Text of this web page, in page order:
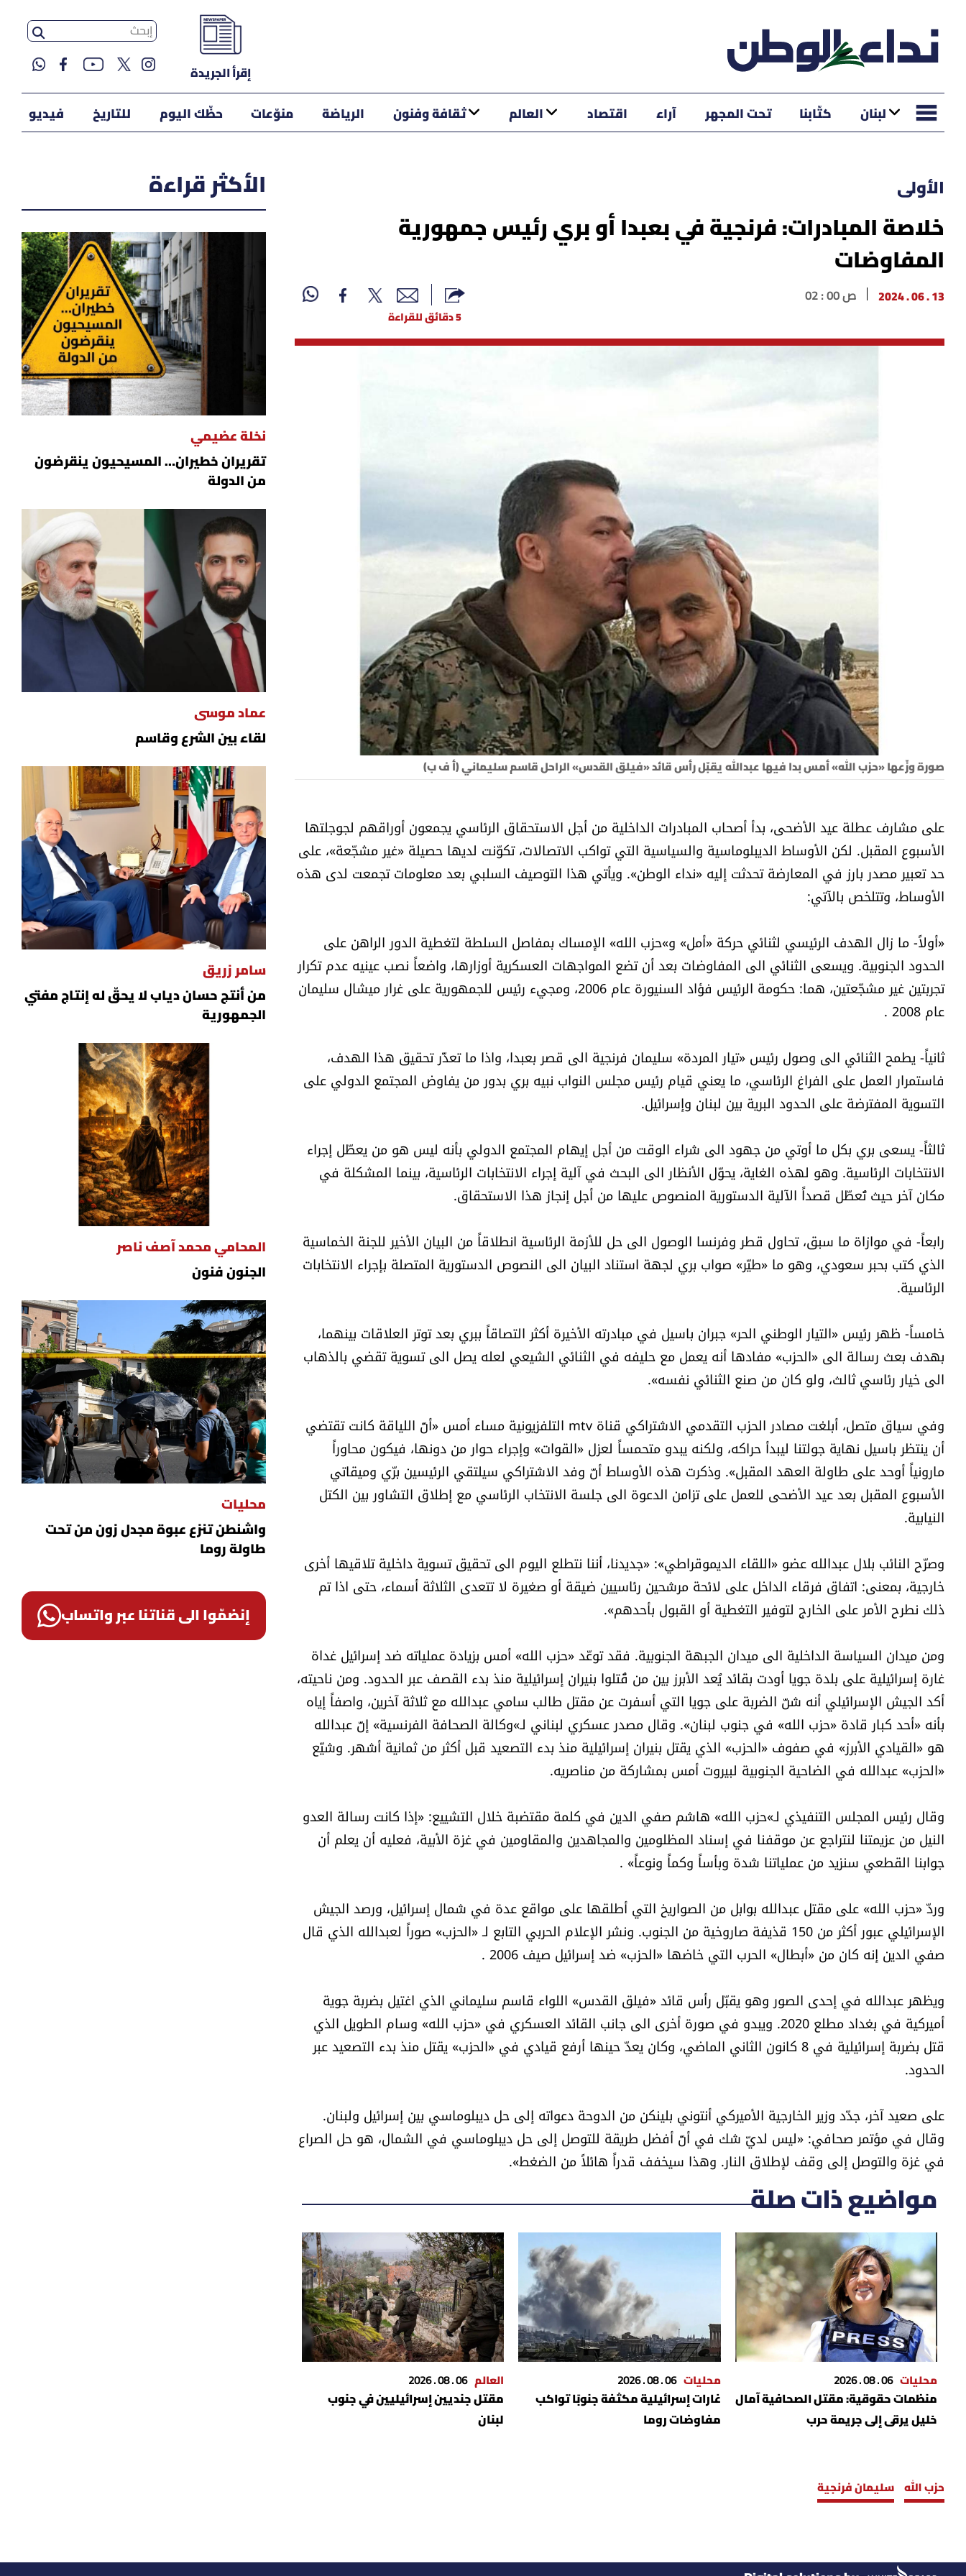
إقرأ الجريدة
لبنان كتّابنا تحت المجهر آراء اقتصاد العالم ثقافة وفنون الرياضة منوّعات حظّك اليوم للتاريخ فيديو
الأولى
خلاصة المبادرات: فرنجية في بعبدا أو بري رئيس جمهورية
المفاوضات
13 . 06 . 2024 02 : 00 ص
5 دقائق للقراءة
صورة وزّعها «حزب الله» أمس بدا فيها عبدالله يقبّل رأس قائد «فيلق القدس» الراحل قاسم سليماني (أ ف ب)
على مشارف عطلة عيد الأضحى، بدأ أصحاب المبادرات الداخلية من أجل الاستحقاق الرئاسي يجمعون أوراقهم لجوجلتها
الأسبوع المقبل. لكن الأوساط الديبلوماسية والسياسية التي تواكب الاتصالات، تكوّنت لديها حصيلة «غير مشجّعة»، على
حد تعبير مصدر بارز في المعارضة تحدثت إليه «نداء الوطن». ويأتي هذا التوصيف السلبي بعد معلومات تجمعت لدى هذه
الأوساط، وتتلخص بالآتي:
«أولاً- ما زال الهدف الرئيسي لثنائي حركة «أمل» و»حزب الله» الإمساك بمفاصل السلطة لتغطية الدور الراهن على
الحدود الجنوبية. ويسعى الثنائي الى المفاوضات بعد أن تضع المواجهات العسكرية أوزارها، واضعاً نصب عينيه عدم تكرار
تجربتين غير مشجّعتين، هما: حكومة الرئيس فؤاد السنيورة عام 2006، ومجيء رئيس للجمهورية على غرار ميشال سليمان
عام 2008 .
ثانياً- يطمح الثنائي الى وصول رئيس «تيار المردة» سليمان فرنجية الى قصر بعبدا، واذا ما تعذّر تحقيق هذا الهدف،
فاستمرار العمل على الفراغ الرئاسي، ما يعني قيام رئيس مجلس النواب نبيه بري بدور من يفاوض المجتمع الدولي على
التسوية المفترضة على الحدود البرية بين لبنان وإسرائيل.
ثالثاً- يسعى بري بكل ما أوتي من جهود الى شراء الوقت من أجل إيهام المجتمع الدولي بأنه ليس هو من يعطّل إجراء
الانتخابات الرئاسية. وهو لهذه الغاية، يحوّل الأنظار الى البحث في آلية إجراء الانتخابات الرئاسية، بينما المشكلة في
مكان آخر حيث تُعطّل قصداً الآلية الدستورية المنصوص عليها من أجل إنجاز هذا الاستحقاق.
رابعاً- في موازاة ما سبق، تحاول قطر وفرنسا الوصول الى حل للأزمة الرئاسية انطلاقاً من البيان الأخير للجنة الخماسية
الذي كتب بحبر سعودي، وهو ما «طيّر» صواب بري لجهة استناد البيان الى النصوص الدستورية المتصلة بإجراء الانتخابات
الرئاسية.
خامساً- ظهر رئيس «التيار الوطني الحر» جبران باسيل في مبادرته الأخيرة أكثر التصاقاً ببري بعد توتر العلاقات بينهما،
بهدف بعث رسالة الى «الحزب» مفادها أنه يعمل مع حليفه في الثنائي الشيعي لعله يصل الى تسوية تقضي بالذهاب
الى خيار رئاسي ثالث، ولو كان من صنع الثنائي نفسه».
وفي سياق متصل، أبلغت مصادر الحزب التقدمي الاشتراكي قناة mtv التلفزيونية مساء أمس «أنّ اللياقة كانت تقتضي
أن ينتظر باسيل نهاية جولتنا ليبدأ حراكه، ولكنه يبدو متحمساً لعزل «القوات» وإجراء حوار من دونها، فيكون محاوراً
مارونياً أوحد على طاولة العهد المقبل». وذكرت هذه الأوساط أنّ وفد الاشتراكي سيلتقي الرئيسين برّي وميقاتي
الأسبوع المقبل بعد عيد الأضحى للعمل على تزامن الدعوة الى جلسة الانتخاب الرئاسي مع إطلاق التشاور بين الكتل
النيابية.
وصرّح النائب بلال عبدالله عضو «اللقاء الديموقراطي»: «جديدنا، أننا نتطلع اليوم الى تحقيق تسوية داخلية تلاقيها أخرى
خارجية، بمعنى: اتفاق فرقاء الداخل على لائحة مرشحين رئاسيين ضيقة أو صغيرة لا تتعدى الثلاثة أسماء، حتى اذا تم
ذلك نطرح الأمر على الخارج لتوفير التغطية أو القبول بأحدهم».
ومن ميدان السياسة الداخلية الى ميدان الجبهة الجنوبية. فقد توعّد «حزب الله» أمس بزيادة عملياته ضد إسرائيل غداة
غارة إسرائيلية على بلدة جويا أودت بقائد يُعد الأبرز بين من قُتلوا بنيران إسرائيلية منذ بدء القصف عبر الحدود. ومن ناحيته،
أكد الجيش الإسرائيلي أنه شنّ الضربة على جويا التي أسفرت عن مقتل طالب سامي عبدالله مع ثلاثة آخرين، واصفاً إياه
بأنه «أحد كبار قادة «حزب الله» في جنوب لبنان». وقال مصدر عسكري لبناني لـ»وكالة الصحافة الفرنسية» إنّ عبدالله
هو «القيادي الأبرز» في صفوف «الحزب» الذي يقتل بنيران إسرائيلية منذ بدء التصعيد قبل أكثر من ثمانية أشهر. وشيّع
«الحزب» عبدالله في الضاحية الجنوبية لبيروت أمس بمشاركة من مناصريه.
وقال رئيس المجلس التنفيذي لـ»حزب الله» هاشم صفي الدين في كلمة مقتضبة خلال التشييع: «إذا كانت رسالة العدو
النيل من عزيمتنا لنتراجع عن موقفنا في إسناد المظلومين والمجاهدين والمقاومين في غزة الأبية، فعليه أن يعلم أن
جوابنا القطعي سنزيد من عملياتنا شدة وبأساً وكماً ونوعاً» .
وردّ «حزب الله» على مقتل عبدالله بوابل من الصواريخ التي أطلقها على مواقع عدة في شمال إسرائيل، ورصد الجيش
الإسرائيلي عبور أكثر من 150 قذيفة صاروخية من الجنوب. ونشر الإعلام الحربي التابع لـ «الحزب» صوراً لعبدالله الذي قال
صفي الدين إنه كان من «أبطال» الحرب التي خاضها «الحزب» ضد إسرائيل صيف 2006 .
ويظهر عبدالله في إحدى الصور وهو يقبّل رأس قائد «فيلق القدس» اللواء قاسم سليماني الذي اغتيل بضربة جوية
أميركية في بغداد مطلع 2020. ويبدو في صورة أخرى الى جانب القائد العسكري في «حزب الله» وسام الطويل الذي
قتل بضربة إسرائيلية في 8 كانون الثاني الماضي، وكان يعدّ حينها أرفع قيادي في «الحزب» يقتل منذ بدء التصعيد عبر
الحدود.
على صعيد آخر، جدّد وزير الخارجية الأميركي أنتوني بلينكن من الدوحة دعواته إلى حل ديبلوماسي بين إسرائيل ولبنان.
وقال في مؤتمر صحافي: «ليس لديّ شك في أنّ أفضل طريقة للتوصل إلى حل ديبلوماسي في الشمال، هو حل الصراع
في غزة والتوصل إلى وقف لإطلاق النار. وهذا سيخفف قدراً هائلاً من الضغط».
مواضيع ذات صلة
محليات 06 . 08 . 2026
منظمات حقوقية: مقتل الصحافية آمال
خليل يرقى إلى جريمة حرب
محليات 06 . 08 . 2026
غارات إسرائيلية مكثفة جنوبًا تواكب
مفاوضات روما
العالم 06 . 08 . 2026
مقتل جنديين إسرائيليين في جنوب
لبنان
حزب الله سليمان فرنجية
الأكثر قراءة
نخلة عضيمي
تقريران خطيران… المسيحيون ينقرضون
من الدولة
عماد موسى
لقاء بين الشرع وقاسم
سامر زريق
من أنتج حسان دياب لا يحقّ له إنتاج مفتي
الجمهورية
المحامي محمد آصف ناصر
الجنون فنون
محليات
واشنطن تنزع عبوة مجدل زون من تحت
طاولة روما
إنضمّوا الى قناتنا عبر واتساب